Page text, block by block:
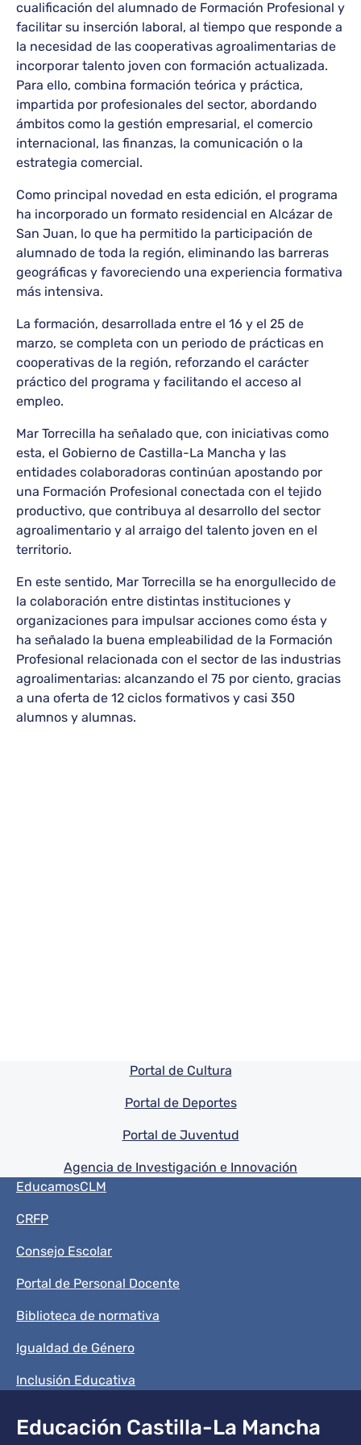
cualificación del alumnado de Formación Profesional y
facilitar su inserción laboral, al tiempo que responde a
la necesidad de las cooperativas agroalimentarias de
incorporar talento joven con formación actualizada.
Para ello, combina formación teórica y práctica,
impartida por profesionales del sector, abordando
ámbitos como la gestión empresarial, el comercio
internacional, las finanzas, la comunicación o la
estrategia comercial.
Como principal novedad en esta edición, el programa
ha incorporado un formato residencial en Alcázar de
San Juan, lo que ha permitido la participación de
alumnado de toda la región, eliminando las barreras
geográficas y favoreciendo una experiencia formativa
más intensiva.
La formación, desarrollada entre el 16 y el 25 de
marzo, se completa con un periodo de prácticas en
cooperativas de la región, reforzando el carácter
práctico del programa y facilitando el acceso al
empleo.
Mar Torrecilla ha señalado que, con iniciativas como
esta, el Gobierno de Castilla-La Mancha y las
entidades colaboradoras continúan apostando por
una Formación Profesional conectada con el tejido
productivo, que contribuya al desarrollo del sector
agroalimentario y al arraigo del talento joven en el
territorio.
En este sentido, Mar Torrecilla se ha enorgullecido de
la colaboración entre distintas instituciones y
organizaciones para impulsar acciones como ésta y
ha señalado la buena empleabilidad de la Formación
Profesional relacionada con el sector de las industrias
agroalimentarias: alcanzando el 75 por ciento, gracias
a una oferta de 12 ciclos formativos y casi 350
alumnos y alumnas.
Pie de pagina información
Portal de Cultura
Portal de Deportes
Portal de Juventud
Agencia de Investigación e Innovación
Menú del pie
EducamosCLM
CRFP
Consejo Escolar
Portal de Personal Docente
Biblioteca de normativa
Igualdad de Género
Inclusión Educativa
Educación Castilla-La Mancha